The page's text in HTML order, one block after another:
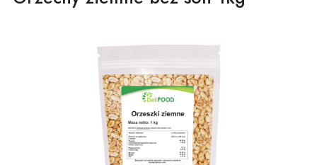
UŻYTKOWNIKA